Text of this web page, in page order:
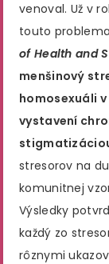
venoval. Už v
touto
of Health and
menšinový
homosexuáli
vystavení
stresorov na
komunitnej
Výsledky
každý zo
rôznymi